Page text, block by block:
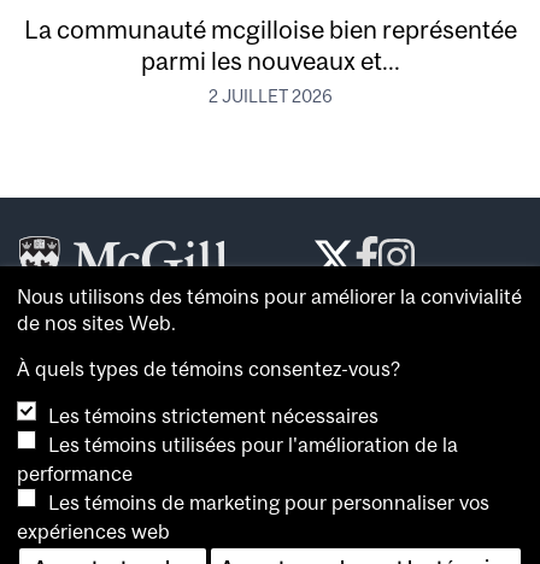
La communauté mcgilloise bien représentée
parmi les nouveaux et...
2 JUILLET 2026
Le McGill Reporter
Avis sur les témoins
Pour consulter plus de nouvelles et de vidéos, et
connaître l’opinion de spécialistes, visitez lasalle de
presse de McGill
Nous utilisons des témoins pour améliorer la convivialité
de nos sites Web.
À quels types de témoins consentez-vous?
Les témoins strictement nécessaires
Les témoins utilisées pour l'amélioration de la
performance
Les témoins de marketing pour personnaliser vos
expériences web